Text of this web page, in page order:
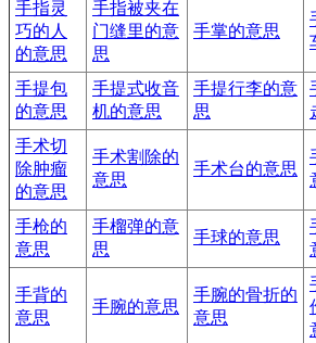
手指灵
巧的人
的意思
手指被夹在
门缝里的意
思
手掌的意思
手提包
的意思
手提式收音
机的意思
手提行李的意
思
手术切
除肿瘤
的意思
手术割除的
意思
手术台的意思
手枪的
意思
手榴弹的意
思
手球的意思
手背的
意思
手腕的意思
手腕的骨折的
意思